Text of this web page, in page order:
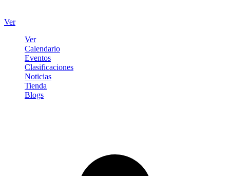
Ver
Ver
Calendario
Eventos
Clasificaciones
Noticias
Tienda
Blogs